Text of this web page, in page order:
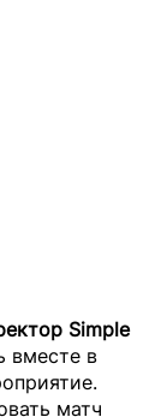
Simple
вместе в
матч